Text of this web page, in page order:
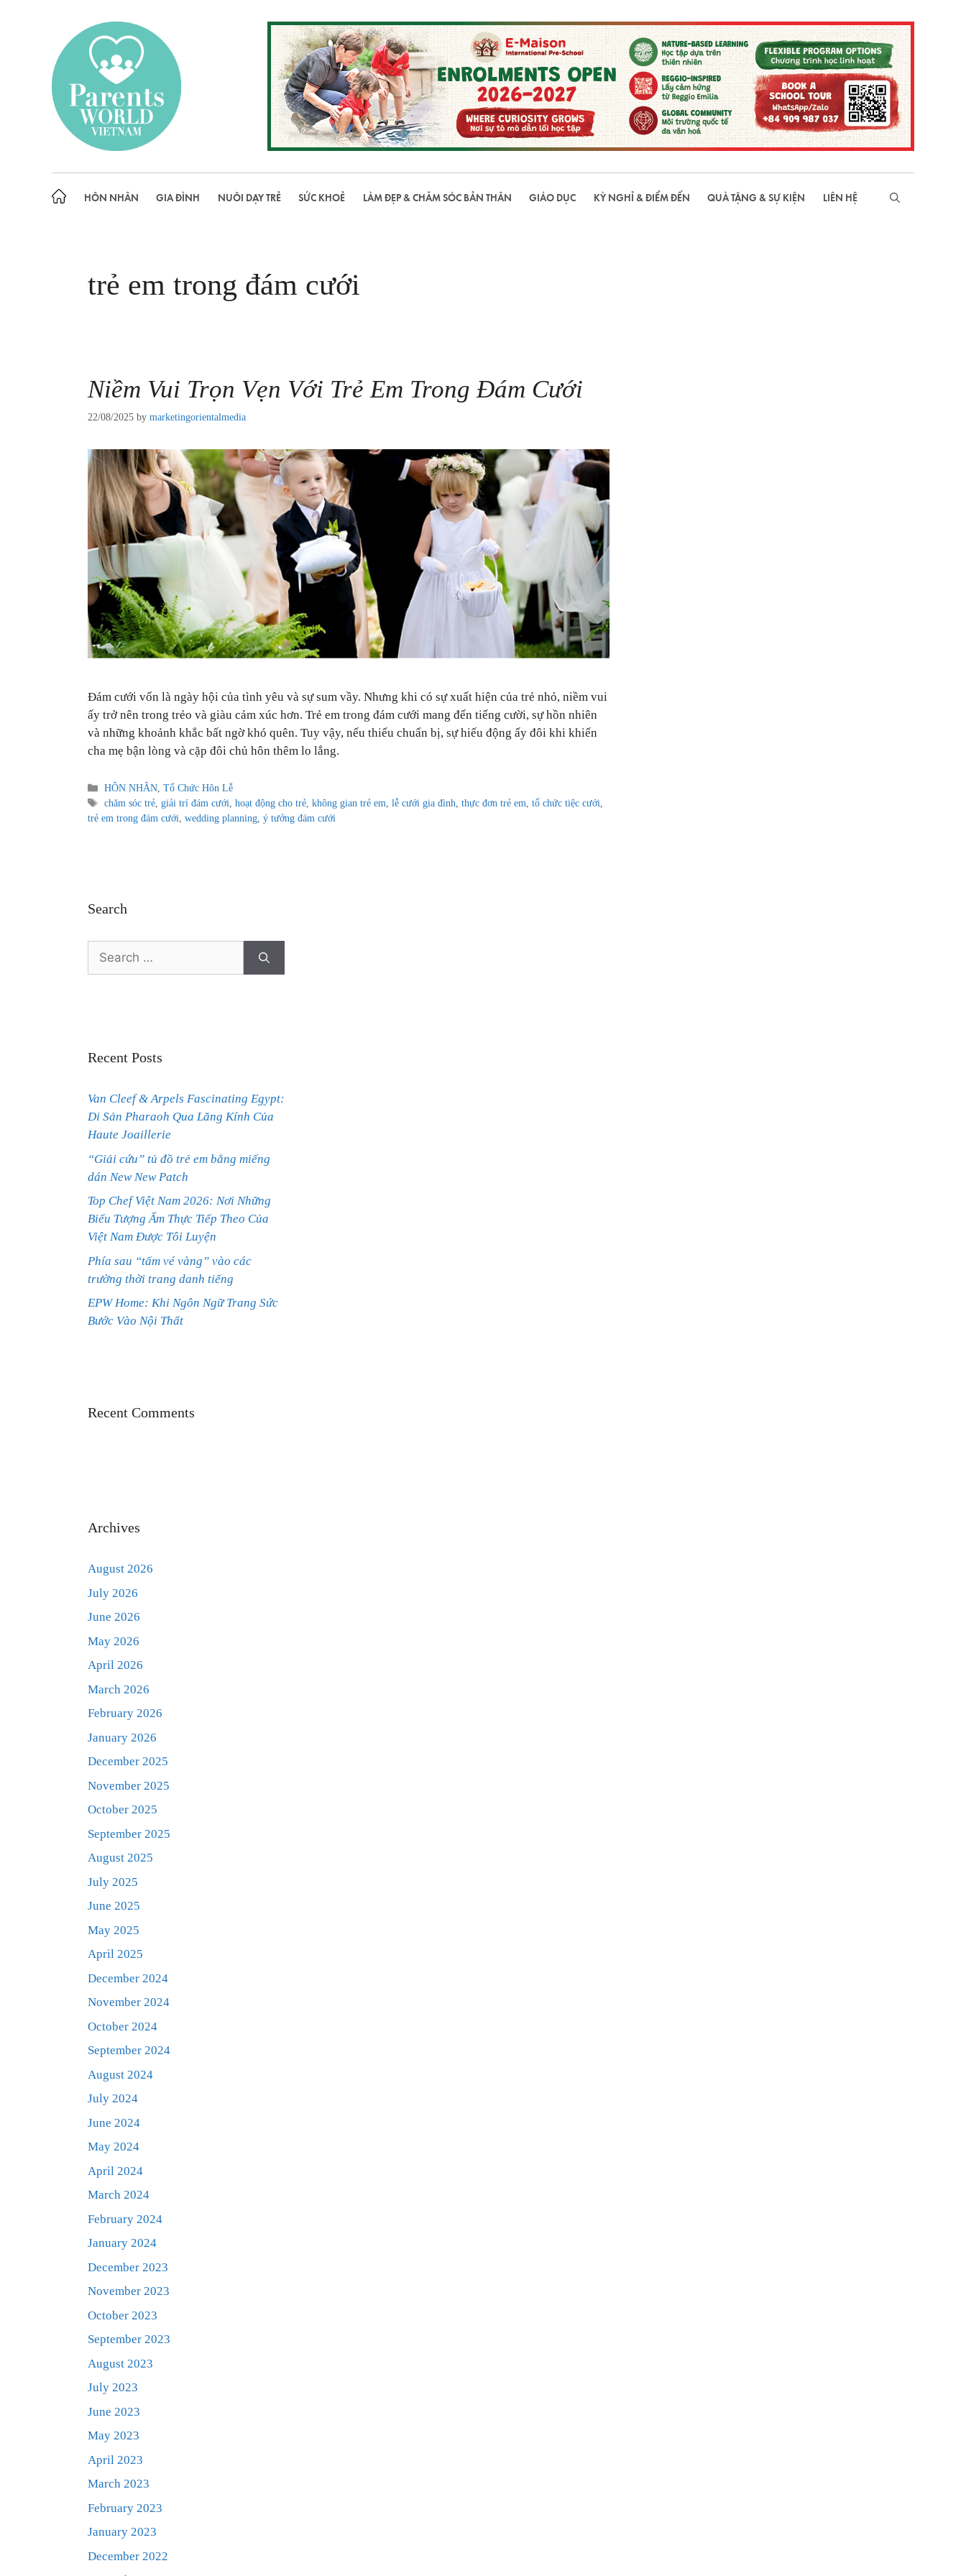
HÔN NHÂN GIA ĐÌNH NUÔI DẠY TRẺ SỨC KHOẺ LÀM ĐẸP & CHĂM SÓC BẢN THÂN GIÁO DỤC KỲ NGHỈ & ĐIỂM ĐẾN QUÀ TẶNG & SỰ KIỆN LIÊN HỆ
trẻ em trong đám cưới
Niềm Vui Trọn Vẹn Với Trẻ Em Trong Đám Cưới
22/08/2025 by marketingorientalmedia
Đám cưới vốn là ngày hội của tình yêu và sự sum vầy. Nhưng khi có sự xuất hiện của trẻ nhỏ, niềm vui
ấy trở nên trong trẻo và giàu cảm xúc hơn. Trẻ em trong đám cưới mang đến tiếng cười, sự hồn nhiên
và những khoảnh khắc bất ngờ khó quên. Tuy vậy, nếu thiếu chuẩn bị, sự hiếu động ấy đôi khi khiến
cha mẹ bận lòng và cặp đôi chủ hôn thêm lo lắng.
Categories
HÔN NHÂN,Tổ Chức Hôn Lễ
Tags
chăm sóc trẻ,giải trí đám cưới,hoạt động cho trẻ,không gian trẻ em,lễ cưới gia đình,thực đơn trẻ em,tổ chức tiệc cưới,
trẻ em trong đám cưới, wedding planning, ý tưởng đám cưới
Search
Search
Recent Posts
Van Cleef & Arpels Fascinating Egypt:
Di Sản Pharaoh Qua Lăng Kính Của
Haute Joaillerie
“Giải cứu” tủ đồ trẻ em bằng miếng
dán New New Patch
Top Chef Việt Nam 2026: Nơi Những
Biểu Tượng Ẩm Thực Tiếp Theo Của
Việt Nam Được Tôi Luyện
Phía sau “tấm vé vàng” vào các
trường thời trang danh tiếng
EPW Home: Khi Ngôn Ngữ Trang Sức
Bước Vào Nội Thất
Recent Comments
Archives
August 2026
July 2026
June 2026
May 2026
April 2026
March 2026
February 2026
January 2026
December 2025
November 2025
October 2025
September 2025
August 2025
July 2025
June 2025
May 2025
April 2025
December 2024
November 2024
October 2024
September 2024
August 2024
July 2024
June 2024
May 2024
April 2024
March 2024
February 2024
January 2024
December 2023
November 2023
October 2023
September 2023
August 2023
July 2023
June 2023
May 2023
April 2023
March 2023
February 2023
January 2023
December 2022